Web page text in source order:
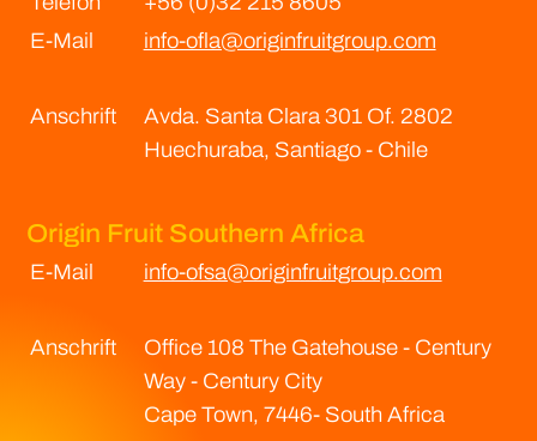
E-Mail
info-ofla@originfruitgroup.com
Anschrift
Avda. Santa Clara 301 Of. 2802
Huechuraba, Santiago - Chile
Origin Fruit Southern Africa
E-Mail info-ofsa@originfruitgroup.com
Anschrift
Office 108 The Gatehouse - Century
Way - Century City
Cape Town, 7446- South Africa